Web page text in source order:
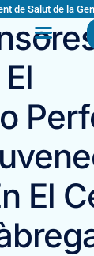
de Salut de la
El